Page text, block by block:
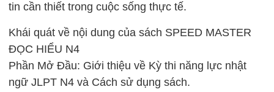
tin cần thiết trong cuộc sống thực tế.
Khái quát về nội dung của sách SPEED MASTER
ĐỌC HIỂU N4
Phần Mở Đầu: Giới thiệu về Kỳ thi năng lực nhật
ngữ JLPT N4 và Cách sử dụng sách.